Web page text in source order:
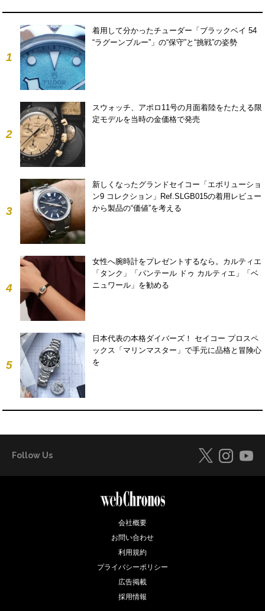
1
着用して分かったチューダー「ブラックベイ 54
“ラグーンブルー”」の“保守”と“挑戦”の姿勢
2
スウォッチ、アポロ11号の月面着陸をたたえる限
定モデルを当時の金価格で発売
3
新しくなったグランドセイコー「エボリューショ
ン9 コレクション」Ref.SLGB015の着用レビュー
から製品の“価値”を考える
4
女性へ腕時計をプレゼントするなら。カルティエ
「タンク」「パンテール ドゥ カルティエ」「ベ
ニュワール」を勧める
5
日本代表の本格ダイバーズ！ セイコー プロスペ
ックス「マリンマスター」で手元に品格と冒険心
を
Follow Us
会社概要
お問い合わせ
利用規約
プライバシーポリシー
広告掲載
採用情報